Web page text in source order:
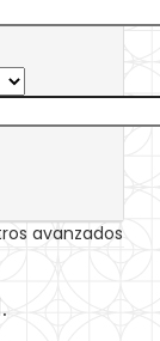
avanzados